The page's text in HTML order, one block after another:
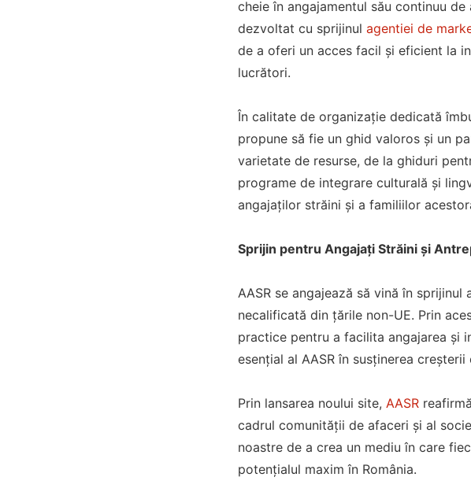
cheie în angajamentul său continuu
dezvoltat cu sprijinul agentiei de
de a oferi un acces facil și eficient la
lucrători.
În calitate de organizație dedicată
propune să fie un ghid valoros și un
varietate de resurse, de la ghiduri
programe de integrare culturală și
angajaților străini și a familiilor
Sprijin pentru Angajați Străini și
AASR se angajează să vină în
necalificată din țările non-UE. Prin
practice pentru a facilita angajarea și
esențial al AASR în susținerea
Prin lansarea noului site, AASR
cadrul comunității de afaceri și al
noastre de a crea un mediu în care
potențialul maxim în România.